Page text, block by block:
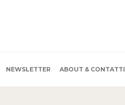
NEWSLETTER ABOUT & CONTATTI